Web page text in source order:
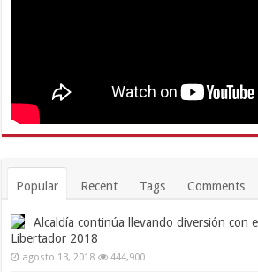
Popular Recent Tags Comments
Alcaldía continúa llevando diversión con
Libertador 2018
agosto 13, 2018 444,900